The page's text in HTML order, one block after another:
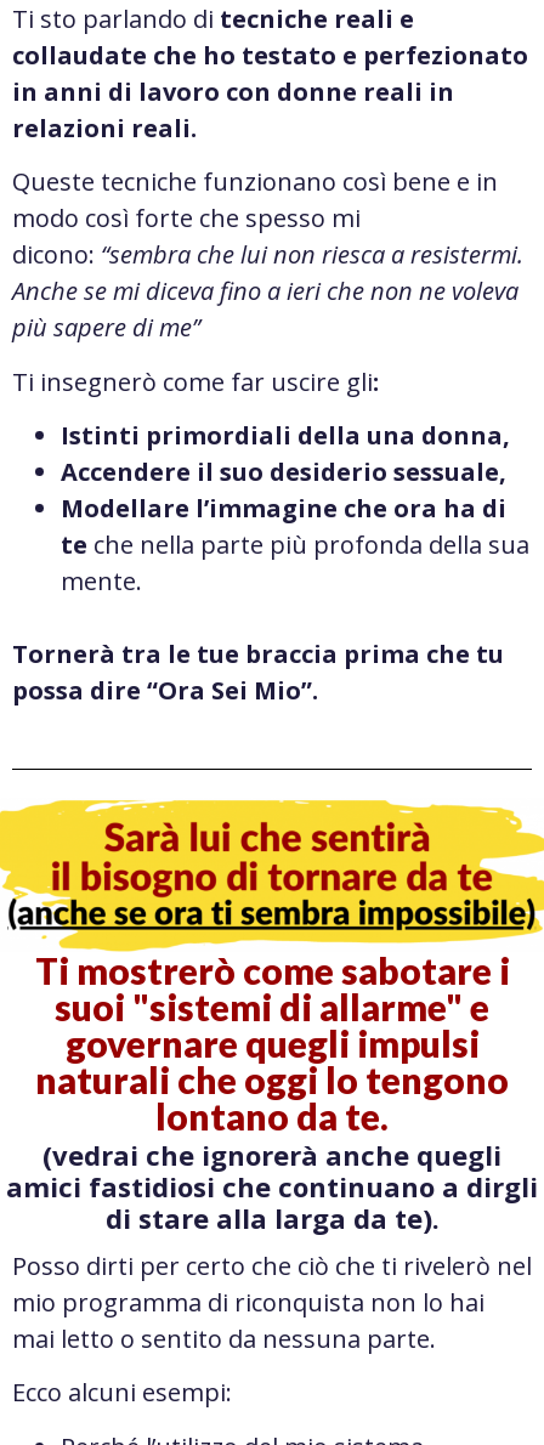
Ti sto parlando di tecniche reali e
collaudate che ho testato e perfezionato
in anni di lavoro con donne reali in
relazioni reali.
Queste tecniche funzionano così bene e in
modo così forte che spesso mi
dicono: “sembra che lui non riesca a resistermi.
Anche se mi diceva fino a ieri che non ne voleva
più sapere di me”
Ti insegnerò come far uscire gli:
Istinti primordiali della una donna,
Accendere il suo desiderio sessuale,
Modellare l’immagine che ora ha di
te che nella parte più profonda della sua
mente.
Tornerà tra le tue braccia prima che tu
possa dire “Ora Sei Mio”.
Ti mostrerò come sabotare i
suoi "sistemi di allarme" e
governare quegli impulsi
naturali che oggi lo tengono
lontano da te.
(vedrai che ignorerà anche quegli
amici fastidiosi che continuano a dirgli
di stare alla larga da te).
Posso dirti per certo che ciò che ti rivelerò nel
mio programma di riconquista non lo hai
mai letto o sentito da nessuna parte.
Ecco alcuni esempi: